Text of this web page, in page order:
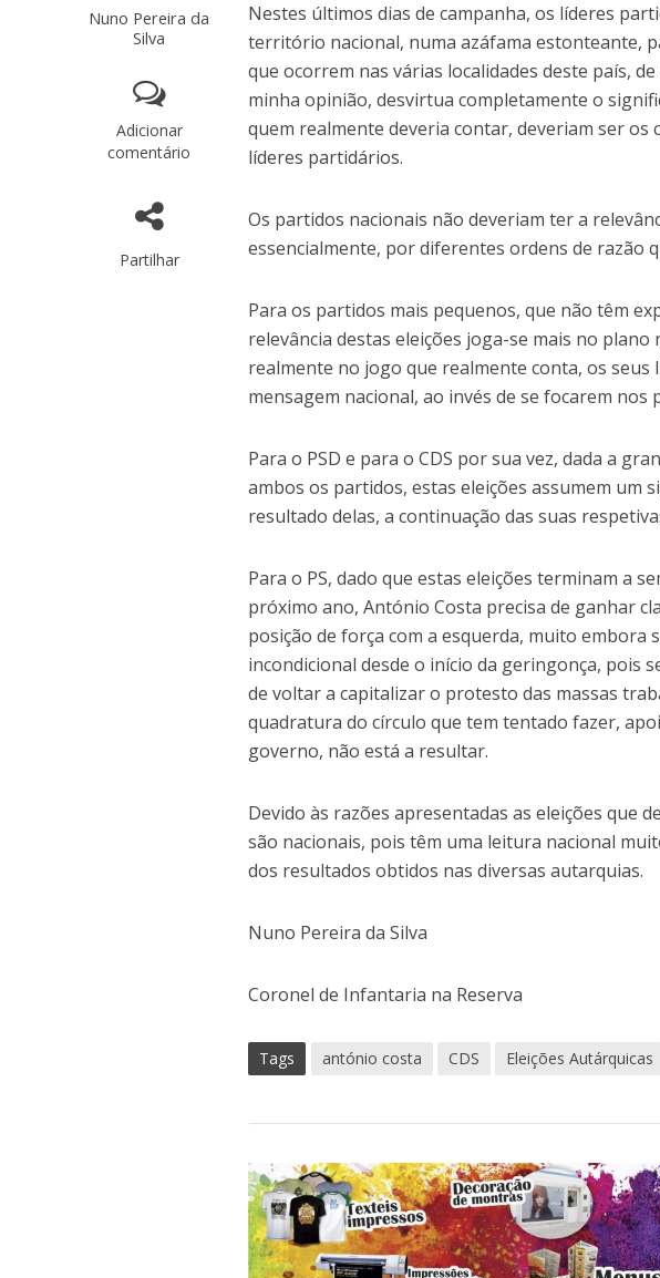
Nuno Pereira da
Silva
Adicionar
comentário
Partilhar
Nestes últimos dias de campanha, os líderes
território nacional, numa azáfama estonteante,
que ocorrem nas várias localidades deste país,
minha opinião, desvirtua completamente o
quem realmente deveria contar, deveriam ser os
líderes partidários.
Os partidos nacionais não deveriam ter a
essencialmente, por diferentes ordens de razão
Para os partidos mais pequenos, que não têm
relevância destas eleições joga-se mais no
realmente no jogo que realmente conta, os
mensagem nacional, ao invés de se focarem nos
Para o PSD e para o CDS por sua vez, dada a
ambos os partidos, estas eleições assumem um
resultado delas, a continuação das suas
Para o PS, dado que estas eleições terminam a
próximo ano, António Costa precisa de ganhar
posição de força com a esquerda, muito embora
incondicional desde o início da geringonça, pois
de voltar a capitalizar o protesto das massas
quadratura do círculo que tem tentado fazer,
governo, não está a resultar.
Devido às razões apresentadas as eleições que
são nacionais, pois têm uma leitura nacional
dos resultados obtidos nas diversas autarquias.
Nuno Pereira da Silva
Coronel de Infantaria na Reserva
Tags antónio costa CDS Eleições Autárquicas